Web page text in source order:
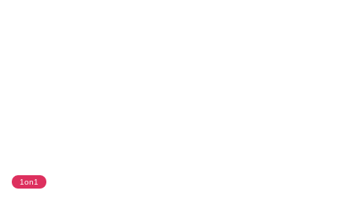
1on1